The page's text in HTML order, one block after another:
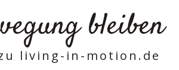
bleiben
living-in-motion.de